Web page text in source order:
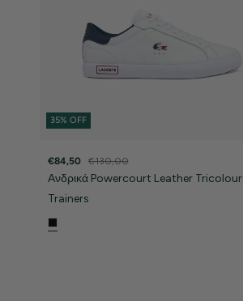
35% OFF
€84,50 €130,00
Ανδρικά Powercourt Leather Tricolour
Trainers